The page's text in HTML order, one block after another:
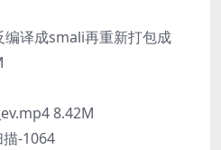
译成smali再重新打包成
8.42M
-1064